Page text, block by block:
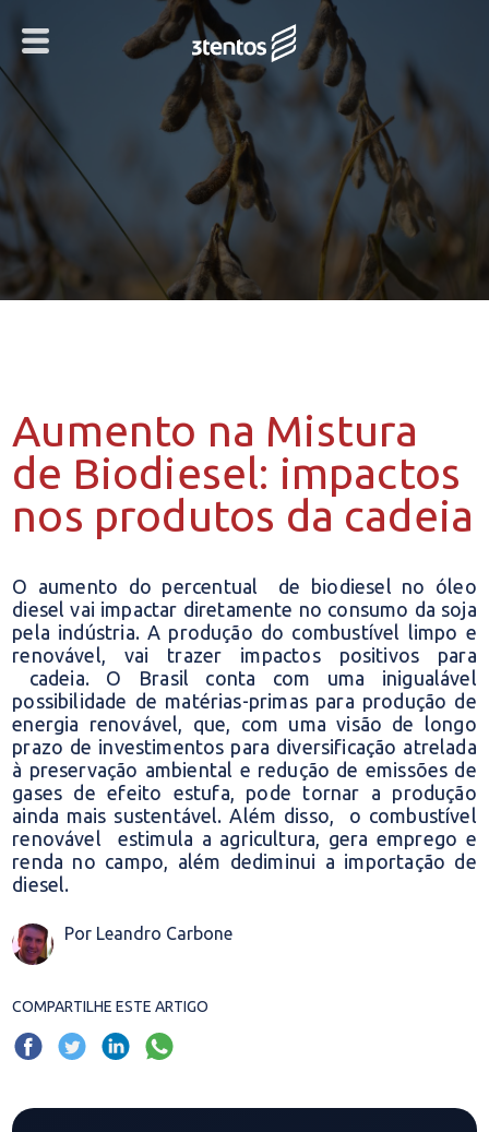
Aumento na Mistura
de Biodiesel: impactos
nos produtos da cadeia
O aumento do percentual de biodiesel no óleo
diesel vai impactar diretamente no consumo da soja
pela indústria. A produção do combustível limpo e
renovável, vai trazer impactos positivos para
cadeia. O Brasil conta com uma inigualável
possibilidade de matérias-primas para produção de
energia renovável, que, com uma visão de longo
prazo de investimentos para diversificação atrelada
à preservação ambiental e redução de emissões de
gases de efeito estufa, pode tornar a produção
ainda mais sustentável. Além disso, o combustível
renovável estimula a agricultura, gera emprego e
renda no campo, além dediminui a importação de
diesel.
Por Leandro Carbone
COMPARTILHE ESTE ARTIGO